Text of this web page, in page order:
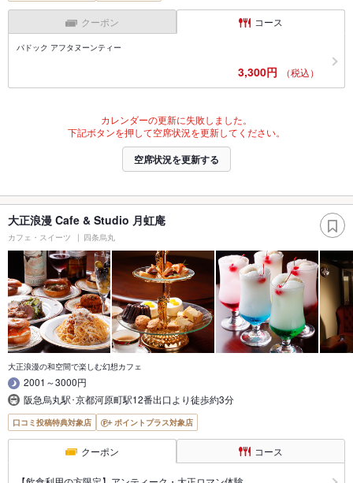
クーポン コース
パドック アフタヌーンティー
3,300円 （税込）
カレンダーの更新に失敗しました。
下記ボタンを押して空席状況を更新してください。
空席状況を更新する
大正浪漫 Cafe & Studio 月虹庵
カフェ・スイーツ 四条烏丸
大正浪漫の和空間で楽しむ幻想カフェ
2001～3000円
阪急烏丸駅･京都河原町駅12番出口より徒歩約3分
口コミ投稿特典対象店 ポイントプラス対象店
クーポン コース